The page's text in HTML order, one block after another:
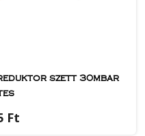
szett 30mbar
Ft